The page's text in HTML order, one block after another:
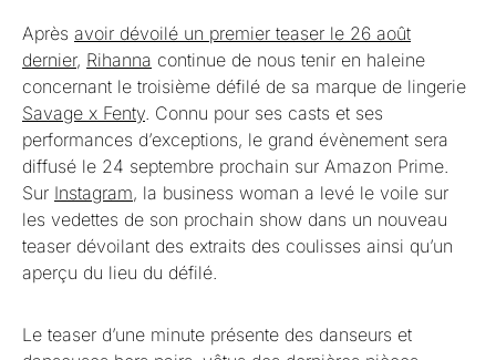
Après avoir dévoilé un premier teaser le 26 août
dernier, Rihanna continue de nous tenir en haleine
concernant le troisième défilé de sa marque de lingerie
Savage x Fenty. Connu pour ses casts et ses
performances d’exceptions, le grand évènement sera
diffusé le 24 septembre prochain sur Amazon Prime.
Sur Instagram, la business woman a levé le voile sur
les vedettes de son prochain show dans un nouveau
teaser dévoilant des extraits des coulisses ainsi qu’un
aperçu du lieu du défilé.
Le teaser d’une minute présente des danseurs et